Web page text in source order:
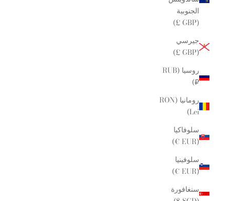
الجنوبية
(GBP £)
جيرسي
(GBP £)
روسيا (RUB
₽)
رومانيا (RON
Lei)
سلوفاكيا
(EUR €)
سلوفينيا
(EUR €)
سنغافورة